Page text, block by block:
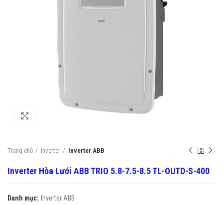
Trang chủ Inverter Inverter ABB
Inverter Hòa Lưới ABB TRIO 5.8-7.5-8.5 TL-OUTD-S-400
Danh mục: Inverter ABB